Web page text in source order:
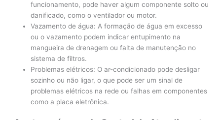
funcionamento, pode haver algum componente solto ou
danificado, como o ventilador ou motor.
Vazamento de água: A formação de água em excesso
ou o vazamento podem indicar entupimento na
mangueira de drenagem ou falta de manutenção no
sistema de filtros.
Problemas elétricos: O ar-condicionado pode desligar
sozinho ou não ligar, o que pode ser um sinal de
problemas elétricos na rede ou falhas em componentes
como a placa eletrônica.